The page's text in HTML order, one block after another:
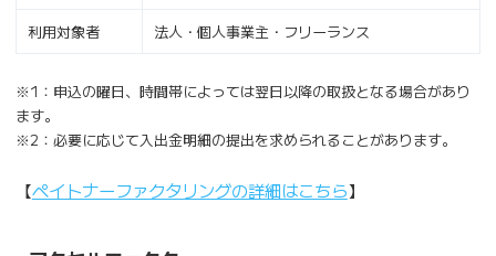
利用対象者 法人・個人事業主・フリーランス
※1：申込の曜日、時間帯によっては翌日以降の取扱となる場合があり
ます。
※2：必要に応じて入出金明細の提出を求められることがあります。
【ペイトナーファクタリングの詳細はこちら】